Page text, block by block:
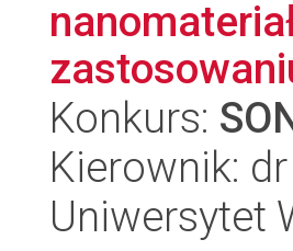
Konkurs:
Kierownik:
Uniwersytet